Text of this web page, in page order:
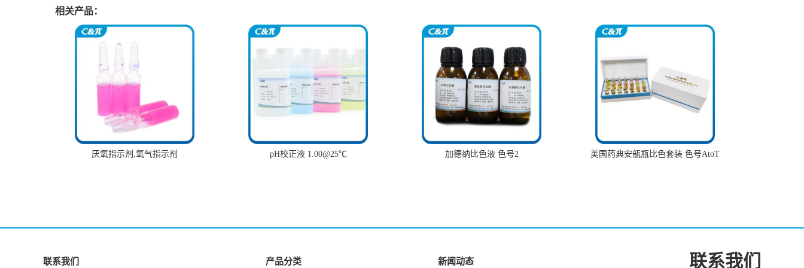
相关产品：
厌氧指示剂,氧气指示剂 pH校正液 1.00@25℃ 加德纳比色液 色号2 美国药典安瓿瓶比色套装 色号AtoT
联系我们 产品分类 新闻动态 联系我们